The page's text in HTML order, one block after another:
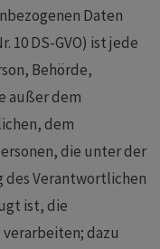
Daten
10 DS-GVO) ist jede
Behörde,
außer dem
dem
die unter der
Verantwortlichen
ist, die
dazu